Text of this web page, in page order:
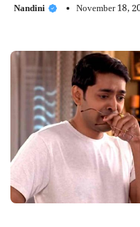
Nandini November 18,